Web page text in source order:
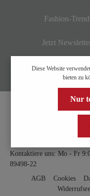
Fashion-
Jetzt
Kontaktiere uns: Mo - Fr
89498-22
AGB
Cookies
Diese Website
bieten zu
Nur